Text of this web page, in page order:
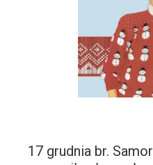
17 grudnia br.